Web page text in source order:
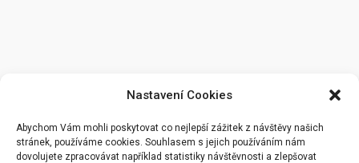
Nastavení Cookies
Abychom Vám mohli poskytovat co nejlepší zážitek z návštěvy našich
stránek, používáme cookies. Souhlasem s jejich používáním nám
dovolujete zpracovávat například statistiky návštěvnosti a zlepšovat